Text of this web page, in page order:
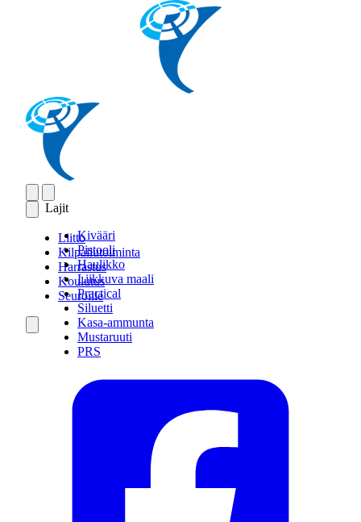
Lajit
Kivääri
Pistooli
Haulikko
Liikkuva maali
Practical
Siluetti
Kasa-ammunta
Mustaruuti
PRS
Liitto
Kilpailutoiminta
Harrastus
Koulutus
Seuroille